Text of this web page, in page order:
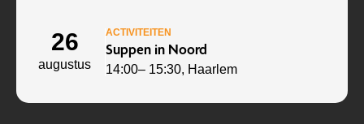
26
augustus
ACTIVITEITEN
Suppen in Noord
14:00– 15:30, Haarlem